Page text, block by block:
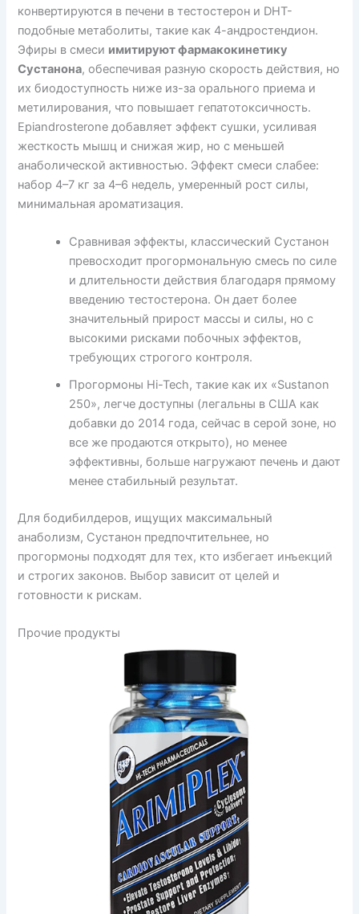
конвертируются в печени в тестостерон и DHT-
подобные метаболиты, такие как 4-андростендион.
Эфиры в смеси имитируют фармакокинетику
Сустанона, обеспечивая разную скорость действия, но
их биодоступность ниже из-за орального приема и
метилирования, что повышает гепатотоксичность.
Epiandrosterone добавляет эффект сушки, усиливая
жесткость мышц и снижая жир, но с меньшей
анаболической активностью. Эффект смеси слабее:
набор 4–7 кг за 4–6 недель, умеренный рост силы,
минимальная ароматизация.
Сравнивая эффекты, классический Сустанон
превосходит прогормональную смесь по силе
и длительности действия благодаря прямому
введению тестостерона. Он дает более
значительный прирост массы и силы, но с
высокими рисками побочных эффектов,
требующих строгого контроля.
Прогормоны Hi-Tech, такие как их «Sustanon
250», легче доступны (легальны в США как
добавки до 2014 года, сейчас в серой зоне, но
все же продаются открыто), но менее
эффективны, больше нагружают печень и дают
менее стабильный результат.
Для бодибилдеров, ищущих максимальный
анаболизм, Сустанон предпочтительнее, но
прогормоны подходят для тех, кто избегает инъекций
и строгих законов. Выбор зависит от целей и
готовности к рискам.
Прочие продукты